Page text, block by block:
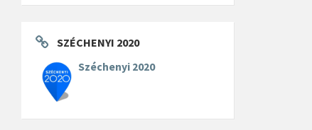
SZÉCHENYI 2020
Széchenyi 2020